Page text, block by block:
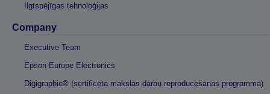
Ilgtspējīgas tehnoloģijas
Company
Executive Team
Epson Europe Electronics
Digigraphie® (sertificēta mākslas darbu reproducēšanas programma)